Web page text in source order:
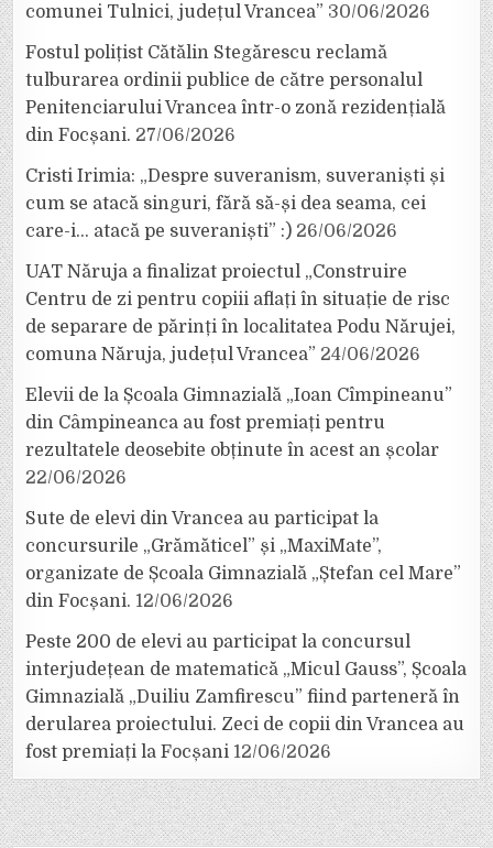
comunei Tulnici, județul Vrancea” 30/06/2026
Fostul polițist Cătălin Stegărescu reclamă
tulburarea ordinii publice de către personalul
Penitenciarului Vrancea într-o zonă rezidențială
din Focșani. 27/06/2026
Cristi Irimia: „Despre suveranism, suveraniști și
cum se atacă singuri, fără să-și dea seama, cei
care-i… atacă pe suveraniști” :) 26/06/2026
UAT Năruja a finalizat proiectul „Construire
Centru de zi pentru copiii aflați în situație de risc
de separare de părinți în localitatea Podu Nărujei,
comuna Năruja, județul Vrancea” 24/06/2026
Elevii de la Școala Gimnazială „Ioan Cîmpineanu”
din Câmpineanca au fost premiați pentru
rezultatele deosebite obținute în acest an școlar
22/06/2026
Sute de elevi din Vrancea au participat la
concursurile „Grămăticel” și „MaxiMate”,
organizate de Școala Gimnazială „Ștefan cel Mare”
din Focșani. 12/06/2026
Peste 200 de elevi au participat la concursul
interjudețean de matematică „Micul Gauss”, Școala
Gimnazială „Duiliu Zamfirescu” fiind parteneră în
derularea proiectului. Zeci de copii din Vrancea au
fost premiați la Focșani 12/06/2026